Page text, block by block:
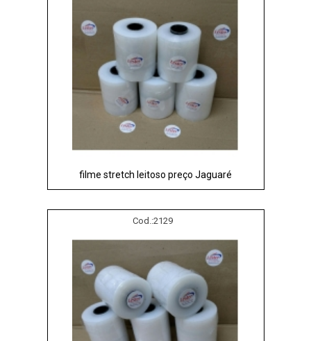
filme stretch leitoso preço Jaguaré
Cod.:2129